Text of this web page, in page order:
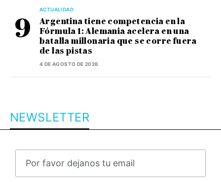
ACTUALIDAD
Argentina tiene competencia en la
Fórmula 1: Alemania acelera en una
batalla millonaria que se corre fuera
de las pistas
4 DE AGOSTO DE 2026
NEWSLETTER